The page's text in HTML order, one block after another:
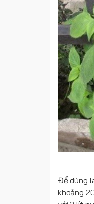
Để dùng
khoảng